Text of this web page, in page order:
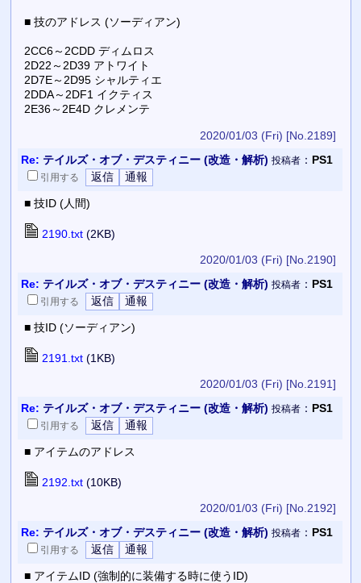
■ 技のアドレス (ソーディアン)
2CC6～2CDD ディムロス
2D22～2D39 アトワイト
2D7E～2D95 シャルティエ
2DDA～2DF1 イクティス
2E36～2E4D クレメンテ
2020/01/03 (Fri) [No.2189]
Re: テイルズ・オブ・デスティニー (改造・解析) 投稿者： PS1
引用する
■ 技ID (人間)
2190.txt(2KB)
2020/01/03 (Fri) [No.2190]
Re: テイルズ・オブ・デスティニー (改造・解析) 投稿者： PS1
引用する
■ 技ID (ソーディアン)
2191.txt(1KB)
2020/01/03 (Fri) [No.2191]
Re: テイルズ・オブ・デスティニー (改造・解析) 投稿者： PS1
引用する
■ アイテムのアドレス
2192.txt(10KB)
2020/01/03 (Fri) [No.2192]
Re: テイルズ・オブ・デスティニー (改造・解析) 投稿者： PS1
引用する
■ アイテムID (強制的に装備する時に使うID)